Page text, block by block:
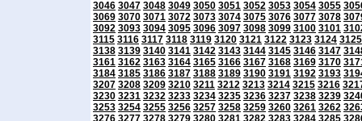
3046 3047 3048 3049 3050 3051 3052 3053 3054 3055
3069 3070 3071 3072 3073 3074 3075 3076 3077 3078
3092 3093 3094 3095 3096 3097 3098 3099 3100 3101
3115 3116 3117 3118 3119 3120 3121 3122 3123 3124 3125
3138 3139 3140 3141 3142 3143 3144 3145 3146 3147
3161 3162 3163 3164 3165 3166 3167 3168 3169 3170
3184 3185 3186 3187 3188 3189 3190 3191 3192 3193
3207 3208 3209 3210 3211 3212 3213 3214 3215 3216
3230 3231 3232 3233 3234 3235 3236 3237 3238 3239
3253 3254 3255 3256 3257 3258 3259 3260 3261 3262
3276 3277 3278 3279 3280 3281 3282 3283 3284 3285